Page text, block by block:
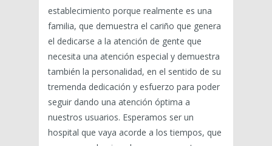
establecimiento porque realmente es una
familia, que demuestra el cariño que genera
el dedicarse a la atención de gente que
necesita una atención especial y demuestra
también la personalidad, en el sentido de su
tremenda dedicación y esfuerzo para poder
seguir dando una atención óptima a
nuestros usuarios. Esperamos ser un
hospital que vaya acorde a los tiempos, que